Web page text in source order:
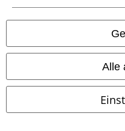
Alle
74,99 €
Celestial Summer - Midnight Vale
Short Sleeve Midi Dress
Killstar